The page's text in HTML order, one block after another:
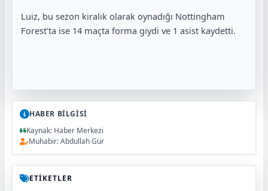
Luiz, bu sezon kiralık olarak oynadığı Nottingham
Forest'ta ise 14 maçta forma giydi ve 1 asist kaydetti.
HABER BİLGİSİ
Kaynak: Haber Merkezi
Muhabir: Abdullah Gür
ETİKETLER